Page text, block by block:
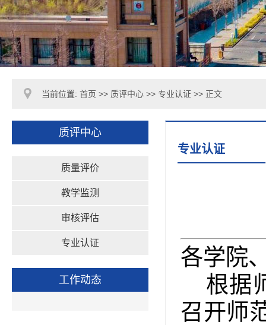
当前位置: 首页 >> 质评中心 >> 专业认证 >> 正文
质评中心
质量评价
教学监测
审核评估
专业认证
工作动态
专业认证
各学院
根据
召开师